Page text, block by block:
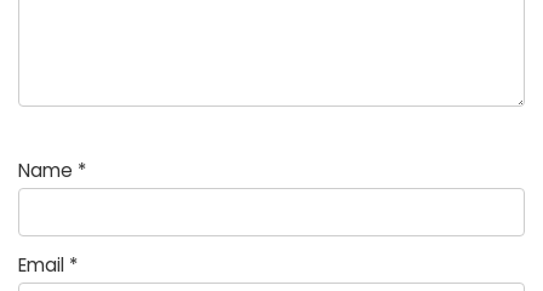
Name *
Email *